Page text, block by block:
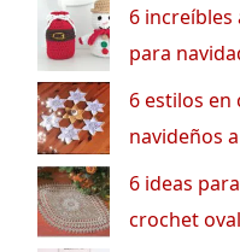
6
para
6 estilos en
navideños
6 ideas
crochet